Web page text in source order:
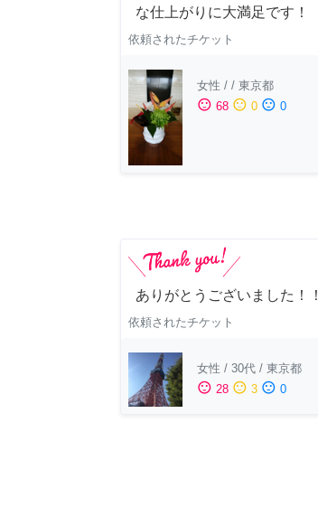
な仕上がりに大満足です！
依頼されたチケット
女性 / / 東京都
sentiment_satisfied 68 sentiment_neutral 0 sentiment_dissatisfied 0
ありがとうございました！！
依頼されたチケット
女性 / 30代 / 東京都
sentiment_satisfied 28 sentiment_neutral 3 sentiment_dissatisfied 0